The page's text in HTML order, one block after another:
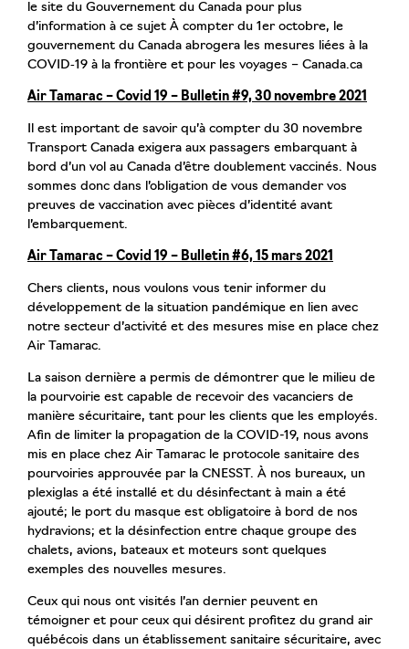
le site du Gouvernement du Canada pour plus
d’information à ce sujet À compter du 1er octobre, le
gouvernement du Canada abrogera les mesures liées à la
COVID‑19 à la frontière et pour les voyages – Canada.ca
Air Tamarac – Covid 19 – Bulletin #9, 30 novembre 2021
Il est important de savoir qu’à compter du 30 novembre
Transport Canada exigera aux passagers embarquant à
bord d’un vol au Canada d’être doublement vaccinés. Nous
sommes donc dans l’obligation de vous demander vos
preuves de vaccination avec pièces d’identité avant
l’embarquement.
Air Tamarac – Covid 19 – Bulletin #6, 15 mars 2021
Chers clients, nous voulons vous tenir informer du
développement de la situation pandémique en lien avec
notre secteur d’activité et des mesures mise en place chez
Air Tamarac.
La saison dernière a permis de démontrer que le milieu de
la pourvoirie est capable de recevoir des vacanciers de
manière sécuritaire, tant pour les clients que les employés.
Afin de limiter la propagation de la COVID-19, nous avons
mis en place chez Air Tamarac le protocole sanitaire des
pourvoiries approuvée par la CNESST. À nos bureaux, un
plexiglas a été installé et du désinfectant à main a été
ajouté; le port du masque est obligatoire à bord de nos
hydravions; et la désinfection entre chaque groupe des
chalets, avions, bateaux et moteurs sont quelques
exemples des nouvelles mesures.
Ceux qui nous ont visités l’an dernier peuvent en
témoigner et pour ceux qui désirent profitez du grand air
québécois dans un établissement sanitaire sécuritaire, avec